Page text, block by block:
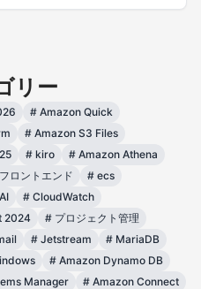
リー
# Amazon Quick
# Amazon S3 Files
# kiro # Amazon Athena
フロントエンド # ecs
AI # CloudWatch
2024 # プロジェクト管理
# Jetstream # MariaDB
# Amazon Dynamo DB
Manager # Amazon Connect